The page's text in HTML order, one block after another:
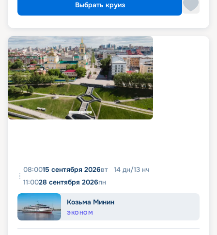
Выбрать круиз
08:0015 сентября 2026вт 14 дн/13 нч
11:0028 сентября 2026пн
Козьма Минин
ЭКОНОМ